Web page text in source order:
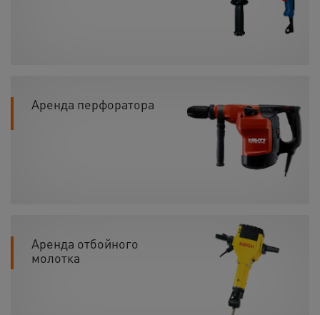
Аренда перфоратора
Аренда отбойного
молотка